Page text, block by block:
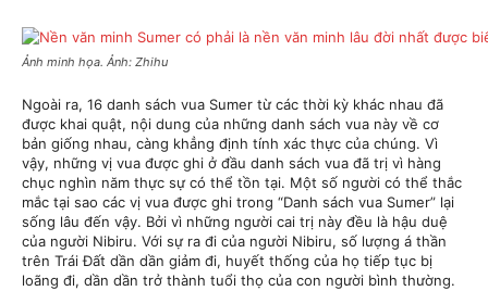
Ảnh minh họa. Ảnh: Zhihu
Ngoài ra, 16 danh sách vua Sumer từ các thời kỳ khác nhau đã
được khai quật, nội dung của những danh sách vua này về cơ
bản giống nhau, càng khẳng định tính xác thực của chúng. Vì
vậy, những vị vua được ghi ở đầu danh sách vua đã trị vì hàng
chục nghìn năm thực sự có thể tồn tại. Một số người có thể thắc
mắc tại sao các vị vua được ghi trong “Danh sách vua Sumer” lại
sống lâu đến vậy. Bởi vì những người cai trị này đều là hậu duệ
của người Nibiru. Với sự ra đi của người Nibiru, số lượng á thần
trên Trái Đất dần dần giảm đi, huyết thống của họ tiếp tục bị
loãng đi, dần dần trở thành tuổi thọ của con người bình thường.